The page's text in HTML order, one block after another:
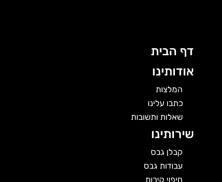
דף הבית
אודותינו
המלצות
כתבו עלינו
שאלות ותשובות
שירותינו
קבלן גבס
עבודות גבס
חיפוי קירות